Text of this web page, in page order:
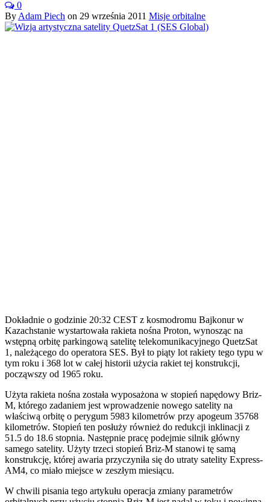
0
By Adam Piech on 29 września 2011 Misje orbitalne
Dokładnie o godzinie 20:32 CEST z kosmodromu Bajkonur w
Kazachstanie wystartowała rakieta nośna Proton, wynosząc na
wstępną orbitę parkingową satelitę telekomunikacyjnego QuetzSat
1, należącego do operatora SES. Był to piąty lot rakiety tego typu w
tym roku i 368 lot w całej historii użycia rakiet tej konstrukcji,
począwszy od 1965 roku.
Użyta rakieta nośna została wyposażona w stopień napędowy Briz-
M, którego zadaniem jest wprowadzenie nowego satelity na
właściwą orbitę o perygum 5983 kilometrów przy apogeum 35768
kilometrów. Stopień ten posłuży również do redukcji inklinacji z
51.5 do 18.6 stopnia. Następnie pracę podejmie silnik główny
samego satelity. Użyty trzeci stopień Briz-M stanowi tę samą
konstrukcję, której awaria przyczyniła się do utraty satelity Express-
AM4, co miało miejsce w zeszłym miesiącu.
W chwili pisania tego artykułu operacja zmiany parametrów